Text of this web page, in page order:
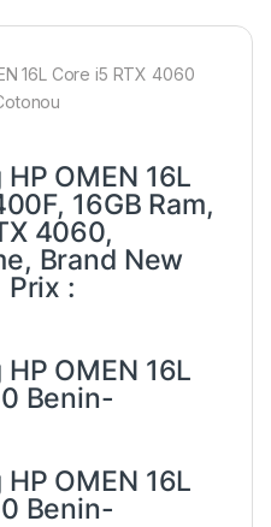
16L Core i5 RTX 4060
OMEN 16L
16GB Ram,
4060,
Brand New
:
OMEN 16L
Benin-
OMEN 16L
Benin-